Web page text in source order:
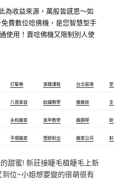
為收益來源，萬般皆感恩～如
費數位唸佛機，是您智慧型手
使用！賣唸佛機又限制別­人使
打擊樂 美睫課程 台北裝璜
八德美容 紋繡教學 搬廠房
永和搬家 美甲教學 搬鋼琴
平價搬家 塑膠射出 搬家公司
甜蜜! 新莊接睫毛植睫毛上新
位~小姐想要變的很萌很有